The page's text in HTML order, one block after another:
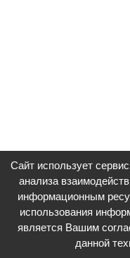
Сайт использует
анализа
информационным
использования
является Вашим
данной